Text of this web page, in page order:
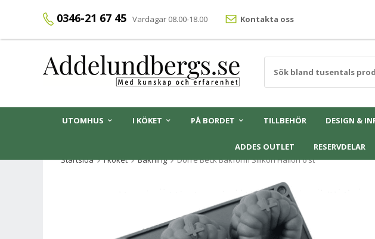
0346-21 67 45 Vardagar 08.00-18.00 Kontakta oss
UTOMHUS I KÖKET PÅ BORDET TILLBEHÖR DESIGN &
ADDES OUTLET RESERVDELAR
Startsida
I köket Bakning Dorre Beck Bakform Silikon Hallon 6 st